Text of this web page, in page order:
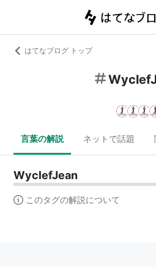
はてなブログ トップ
言葉の解説 ネットで話題
WyclefJean
このタグの解説について